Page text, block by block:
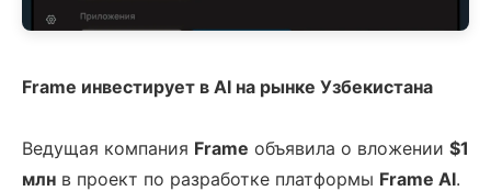
Frame инвестирует в AI на рынке Узбекистана
Ведущая компания Frame объявила о вложении $1
млн в проект по разработке платформы Frame AI.